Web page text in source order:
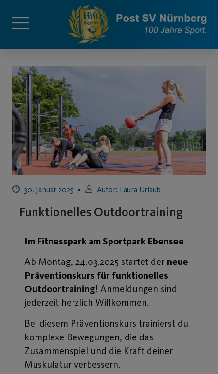
30. Januar 2025 Autor: Laura Urlaub
Funktionelles Outdoortraining
Im Fitnesspark am Sportpark Ebensee
Ab Montag, 24.03.2025 startet der neue
Präventionskurs für funktionelles
Outdoortraining! Anmeldungen sind
jederzeit herzlich Willkommen.
Bei diesem Präventionskurs trainierst du
komplexe Bewegungen, die das
Zusammenspiel und die Kraft deiner
Muskulatur verbessern.